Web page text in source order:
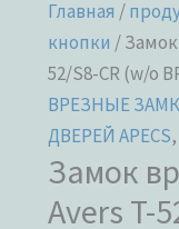
Главная /
кнопки /
52/S8-CR (w/o
ВРЕЗНЫЕ
ДВЕРЕЙ APECS,
Замок
Avers T-